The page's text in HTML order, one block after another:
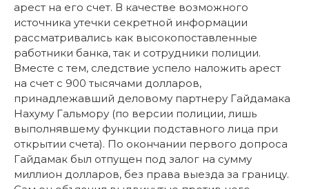
арест на его счет. В качестве возможного
источника утечки секретной информации
рассматривались как высокопоставленные
работники банка, так и сотрудники полиции.
Вместе с тем, следствие успело наложить арест
на счет с 900 тысячами долларов,
принадлежавший деловому партнеру Гайдамака
Нахуму Гальмору (по версии полиции, лишь
выполнявшему функции подставного лица при
открытии счета). По окончании первого допроса
Гайдамак был отпущен под залог на сумму
миллион долларов, без права выезда за границу.